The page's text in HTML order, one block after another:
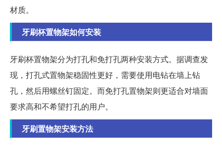
材质。
牙刷杯置物架如何安装
牙刷杯置物架分为打孔和免打孔两种安装方式。据调查发
现，打孔式置物架稳固性更好，需要使用电钻在墙上钻
孔，然后用螺丝钉固定。而免打孔置物架则更适合对墙面
要求高和不希望打孔的用户。
牙刷置物架安装方法